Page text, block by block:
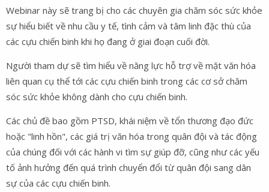
Webinar này sẽ trang bị cho các chuyên gia chăm sóc sức khỏe
sự hiểu biết về nhu cầu y tế, tình cảm và tâm linh đặc thù của
các cựu chiến binh khi họ đang ở giai đoạn cuối đời.
Người tham dự sẽ tìm hiểu về năng lực hỗ trợ về mặt văn hóa
liên quan cụ thể tới các cựu chiến binh trong các cơ sở chăm
sóc sức khỏe không dành cho cựu chiến binh.
Các chủ đề bao gồm PTSD, khái niệm về tổn thương đạo đức
hoặc "linh hồn", các giá trị văn hóa trong quân đội và tác động
của chúng đối với các hành vi tìm sự giúp đỡ, cũng như các yếu
tố ảnh hưởng đến quá trình chuyển đổi từ quân đội sang dân
sự của các cựu chiến binh.